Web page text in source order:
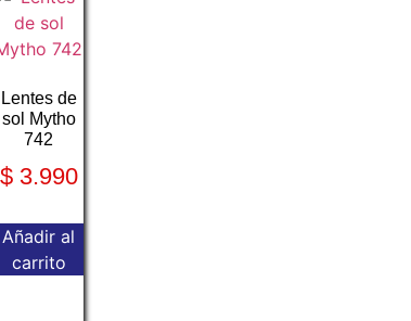
Lentes de
sol Mytho
742
$3.990
Añadir al
carrito